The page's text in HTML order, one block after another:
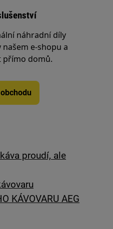
náhradní díly
e-shopu a
přímo domů.
proudí, ale
KÁVOVARU AEG